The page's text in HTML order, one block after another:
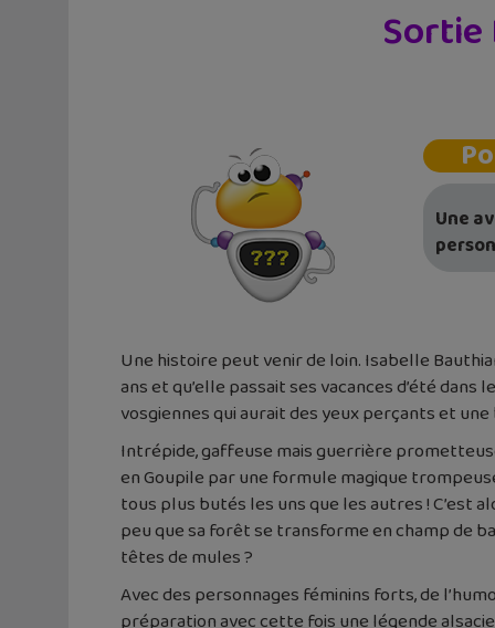
Sortie
Une
Une histoire peut venir de loin. Isabelle
ans et qu’elle passait ses vacances d’été
vosgiennes qui aurait des yeux perçants et
Intrépide, gaffeuse mais guerrière
en Goupile par une formule magique
tous plus butés les uns que les autres ! C’est
peu que sa forêt se transforme en champ de
têtes de mules ?
Avec des personnages féminins forts, de
préparation avec cette fois une légende